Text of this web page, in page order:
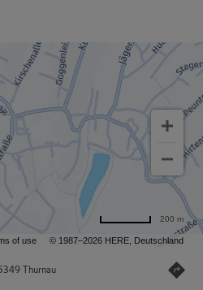
of use © 1987–2026 HERE, Deutschland
200 m
Thurnau